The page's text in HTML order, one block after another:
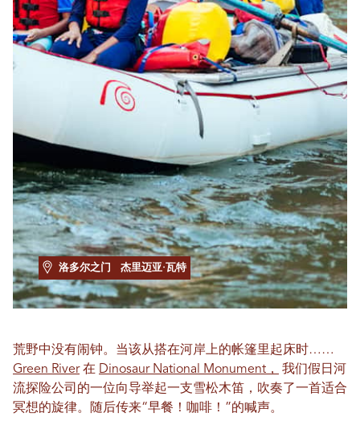
洛多尔之门 杰里迈亚·瓦特
荒野中没有闹钟。当该从搭在河岸上的帐篷里起床时……
Green River在 Dinosaur National Monument，
我们假日河
流探险公司的一位向导举起一支雪松木笛，吹奏了一首适合
冥想的旋律。随后传来“早餐！咖啡！”的喊声。